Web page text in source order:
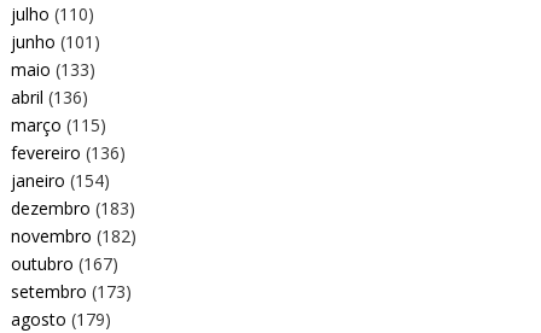
julho (110)
junho (101)
maio (133)
abril (136)
março (115)
fevereiro (136)
janeiro (154)
dezembro (183)
novembro (182)
outubro (167)
setembro (173)
agosto (179)